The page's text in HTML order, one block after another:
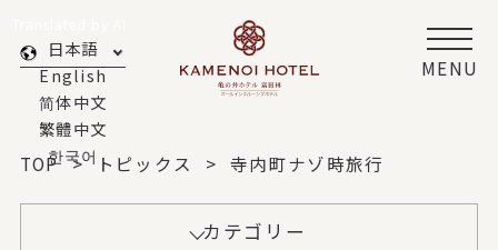
MENU
日本語
English
简体中文
繁體中文
한국어
TOP トピックス 寺内町ナゾ時旅行
カテゴリー